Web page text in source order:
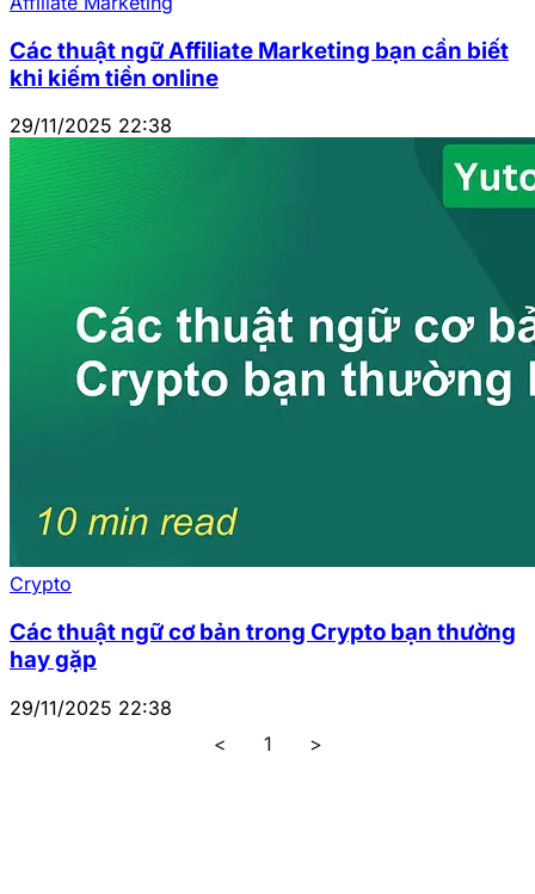
Các thuật ngữ Affiliate Marketing bạn cần biết
khi kiếm tiền online
29/11/2025 22:38
Crypto
Các thuật ngữ cơ bản trong Crypto bạn thường
hay gặp
29/11/2025 22:38
<
1 >